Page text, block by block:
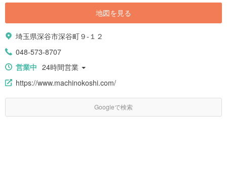
地図を見る
埼玉県深谷市深谷町９-１２
048-573-8707
営業中 24時間営業
https://www.machinokoshi.com/
Googleで検索